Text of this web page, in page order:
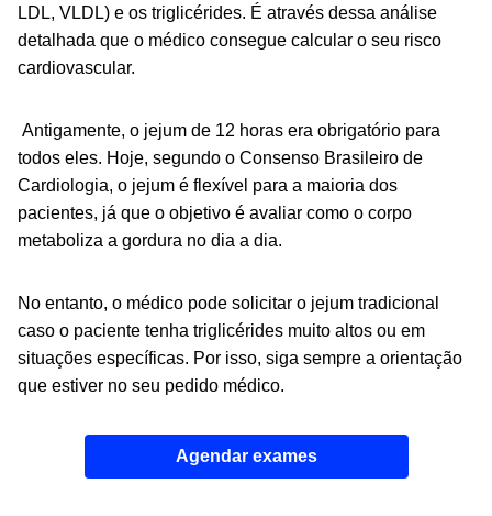
LDL, VLDL) e os triglicérides. É através dessa análise
detalhada que o médico consegue calcular o seu risco
cardiovascular.
Antigamente, o jejum de 12 horas era obrigatório para
todos eles. Hoje, segundo o Consenso Brasileiro de
Cardiologia, o jejum é flexível para a maioria dos
pacientes, já que o objetivo é avaliar como o corpo
metaboliza a gordura no dia a dia.
No entanto, o médico pode solicitar o jejum tradicional
caso o paciente tenha triglicérides muito altos ou em
situações específicas. Por isso, siga sempre a orientação
que estiver no seu pedido médico.
Agendar exames